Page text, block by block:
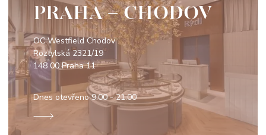
PRAHA - CHODOV
OC Westfield Chodov
Roztylská 2321/19
148 00 Praha 11
Dnes otevřeno9:00 - 21:00